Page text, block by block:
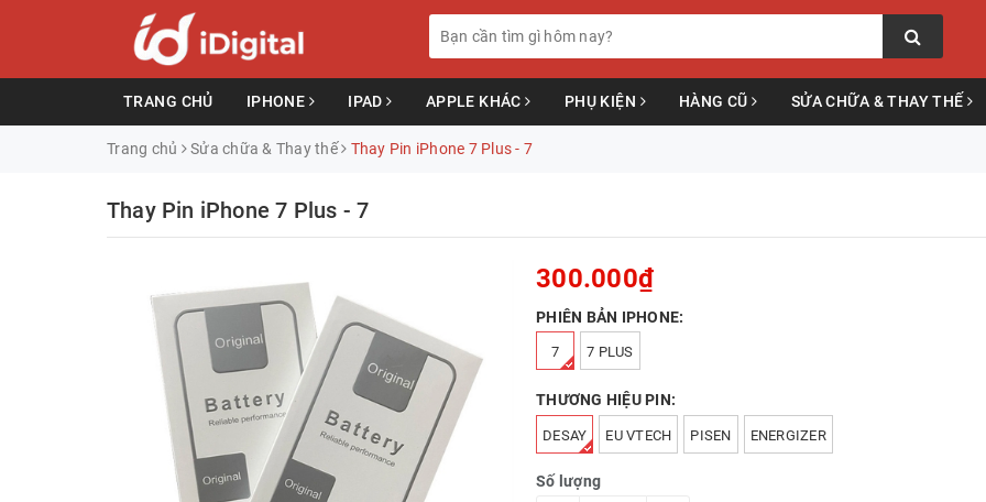
TRANG CHỦ IPHONE IPAD APPLE KHÁC PHỤ KIỆN HÀNG CŨ SỬA CHỮA & THAY THẾ
Trang chủ Sửa chữa & Thay thế Thay Pin iPhone 7 Plus - 7
Thay Pin iPhone 7 Plus - 7
300.000₫
PHIÊN BẢN IPHONE:
7 7 PLUS
THƯƠNG HIỆU PIN:
DESAY EU VTECH PISEN ENERGIZER
Số lượng